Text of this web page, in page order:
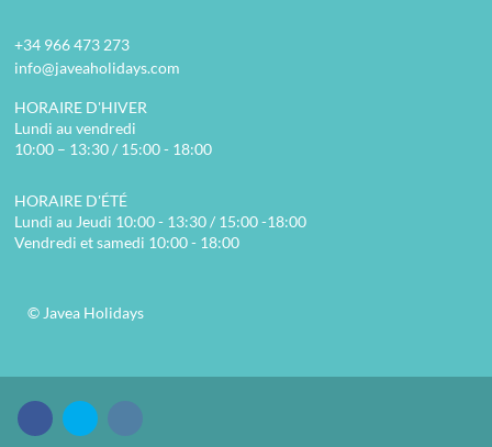
+34 966 473 273
info@javeaholidays.com
HORAIRE D'HIVER
Lundi au vendredi
10:00 – 13:30 / 15:00 - 18:00
HORAIRE D'ÉTÉ
Lundi au Jeudi 10:00 - 13:30 / 15:00 -18:00
Vendredi et samedi 10:00 - 18:00
© Javea Holidays